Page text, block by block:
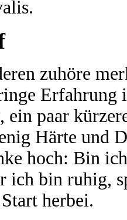
zuhöre
Erfahrung
ein paar
Härte und
hoch: Bin
ich bin ruhig,
herbei.